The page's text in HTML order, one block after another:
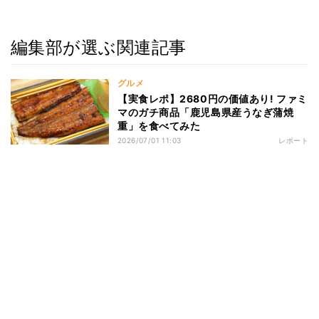
編集部が選ぶ関連記事
グルメ
【実食レポ】2680円の価値あり! ファミ
マのガチ商品「鹿児島県産うなぎ蒲焼
重」を食べてみた
2026/07/01 11:03 レポート